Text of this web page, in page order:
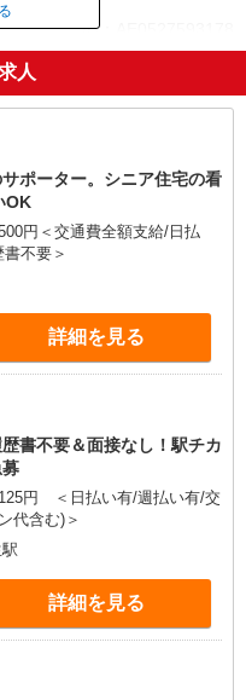
ID：AE0527593178
了
人
ポーター。シニア住宅の看
OK
円＜交通費全額支給/日払
不要＞
詳細を見る
不要＆面接なし！駅チカ
円 ＜日払い有/週払い有/交
代含む)＞
詳細を見る